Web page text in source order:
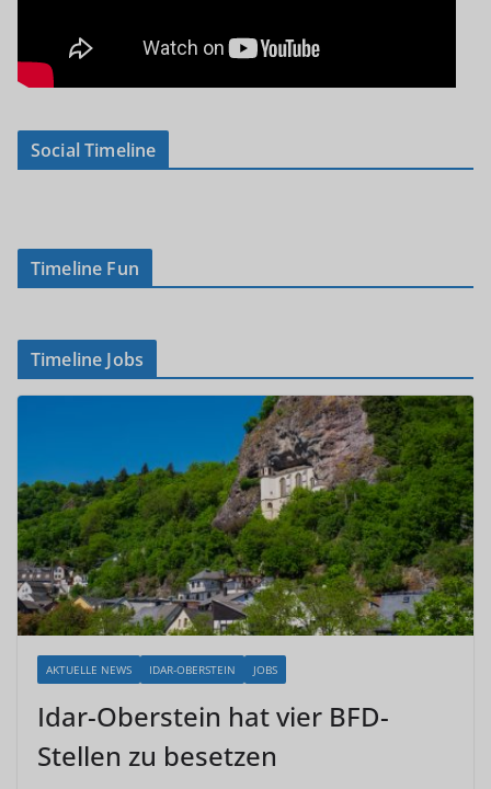
Social Timeline
Timeline Fun
Timeline Jobs
AKTUELLE NEWS IDAR-OBERSTEIN JOBS
Idar-Oberstein hat vier BFD-
Stellen zu besetzen